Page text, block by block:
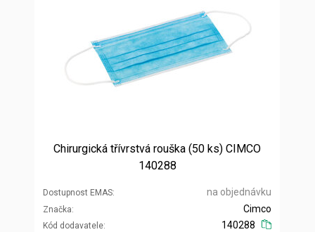
Chirurgická třívrstvá rouška (50 ks) CIMCO
140288
Dostupnost EMAS na objednávku
Značka
Kód dodavatele
Cimco
140288